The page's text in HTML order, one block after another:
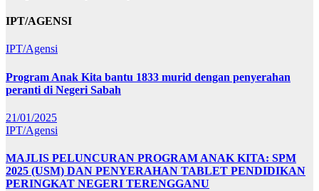
IPT/AGENSI
IPT/Agensi
Program Anak Kita bantu 1833 murid dengan penyerahan
peranti di Negeri Sabah
21/01/2025
IPT/Agensi
MAJLIS PELUNCURAN PROGRAM ANAK KITA: SPM
2025 (USM) DAN PENYERAHAN TABLET PENDIDIKAN
PERINGKAT NEGERI TERENGGANU